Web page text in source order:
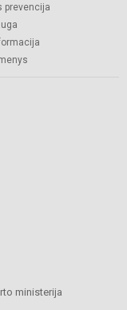
prevencija
ministerija